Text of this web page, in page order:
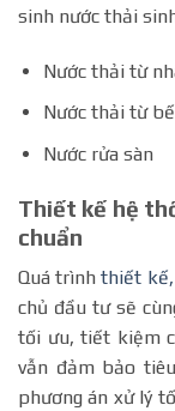
sinh nước thải
Nước thải từ
Nước thải từ
Nước rửa sàn
Thiết kế hệ
chuẩn
Quá trìnhthiết
chủ đầu tư sẽ
tối ưu, tiết kiệm
vẫn đảm bảo
phương án xử lý